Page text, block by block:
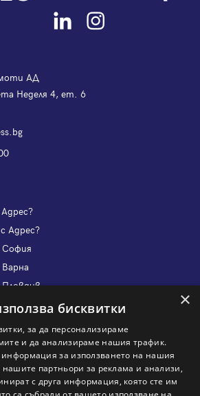
АД
Неделя 4, ет. 6
Адрес?
Адрес?
×
бисквитки
за да персонализираме
и да анализираме нашия трафик.
за използването на нашия
нашите партньори за реклама и анализи,
с друга информация, която сте им